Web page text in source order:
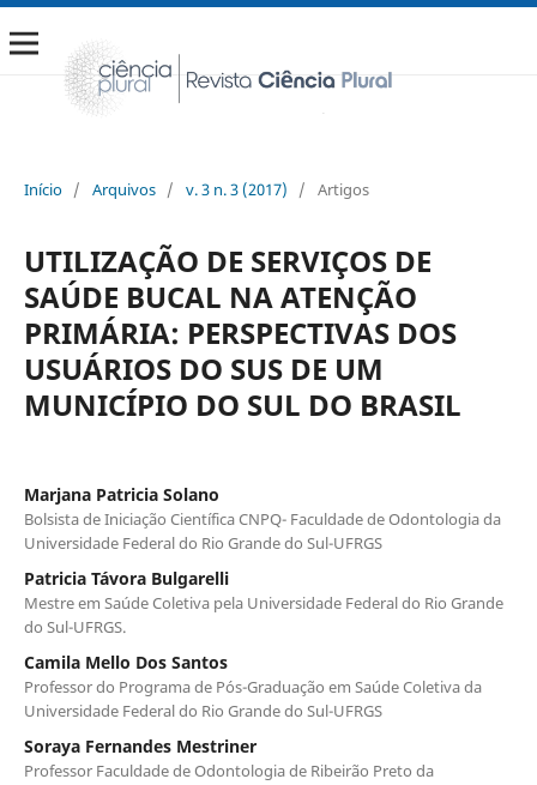
Início / Arquivos / v. 3 n. 3 (2017) / Artigos
UTILIZAÇÃO DE SERVIÇOS DE
SAÚDE BUCAL NA ATENÇÃO
PRIMÁRIA: PERSPECTIVAS DOS
USUÁRIOS DO SUS DE UM
MUNICÍPIO DO SUL DO BRASIL
Marjana Patricia Solano
Bolsista de Iniciação Científica CNPQ- Faculdade de Odontologia da
Universidade Federal do Rio Grande do Sul-UFRGS
Patricia Távora Bulgarelli
Mestre em Saúde Coletiva pela Universidade Federal do Rio Grande
do Sul-UFRGS.
Camila Mello Dos Santos
Professor do Programa de Pós-Graduação em Saúde Coletiva da
Universidade Federal do Rio Grande do Sul-UFRGS
Soraya Fernandes Mestriner
Professor Faculdade de Odontologia de Ribeirão Preto da